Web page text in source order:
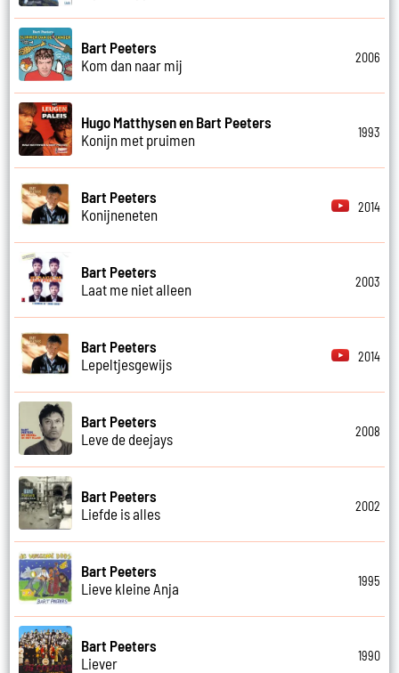
Bart Peeters
Kom dan naar mij
2006
Hugo Matthysen en Bart Peeters
Konijn met pruimen
1993
Bart Peeters
Konijneneten
2014
Bart Peeters
Laat me niet alleen
2003
Bart Peeters
Lepeltjesgewijs
2014
Bart Peeters
Leve de deejays
2008
Bart Peeters
Liefde is alles
2002
Bart Peeters
Lieve kleine Anja
1995
Bart Peeters
Liever
1990